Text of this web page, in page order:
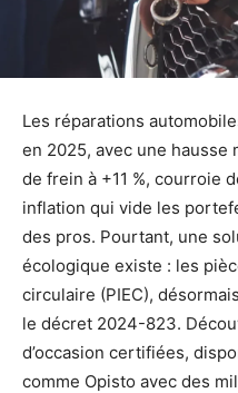
Les réparations
en 2025, avec une hausse
de frein à +11 %, courroie
inflation qui vide les
des pros. Pourtant, une
écologique existe : les
circulaire (PIEC),
le décret 2024-823.
d’occasion certifiées,
comme Opisto avec des